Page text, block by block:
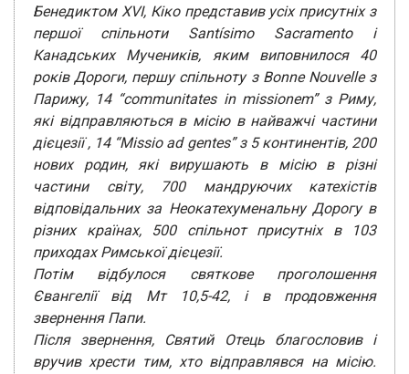
Бенедиктом XVI, Кіко представив усіх присутніх з
першої спільноти Santísimo Sacramento і
Канадських Мучеників, яким виповнилося 40
років Дороги, першу спільноту з Bonne Nouvelle з
Парижу, 14 “communitates in missionem” з Риму,
які відправляються в місію в найважчі частини
дієцезії , 14 “Missio ad gentes” з 5 континентів, 200
нових родин, які вирушають в місію в різні
частини світу, 700 мандруючих катехістів
відповідальних за Неокатехуменальну Дорогу в
різних країнах, 500 спільнот присутніх в 103
приходах Римської дієцезії.
Потім відбулося святкове проголошення
Євангелії від Мт 10,5-42, і в продовження
звернення Папи.
Після звернення, Святий Отець благословив і
вручив хрести тим, хто відправлявся на місію.